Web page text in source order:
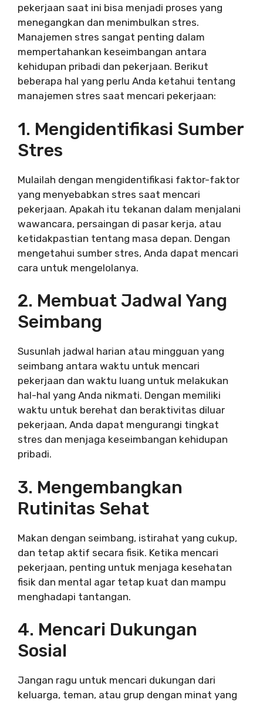
pekerjaan saat ini bisa menjadi proses yang
menegangkan dan menimbulkan stres.
Manajemen stres sangat penting dalam
mempertahankan keseimbangan antara
kehidupan pribadi dan pekerjaan. Berikut
beberapa hal yang perlu Anda ketahui tentang
manajemen stres saat mencari pekerjaan:
1. Mengidentifikasi Sumber
Stres
Mulailah dengan mengidentifikasi faktor-faktor
yang menyebabkan stres saat mencari
pekerjaan. Apakah itu tekanan dalam menjalani
wawancara, persaingan di pasar kerja, atau
ketidakpastian tentang masa depan. Dengan
mengetahui sumber stres, Anda dapat mencari
cara untuk mengelolanya.
2. Membuat Jadwal Yang
Seimbang
Susunlah jadwal harian atau mingguan yang
seimbang antara waktu untuk mencari
pekerjaan dan waktu luang untuk melakukan
hal-hal yang Anda nikmati. Dengan memiliki
waktu untuk berehat dan beraktivitas diluar
pekerjaan, Anda dapat mengurangi tingkat
stres dan menjaga keseimbangan kehidupan
pribadi.
3. Mengembangkan
Rutinitas Sehat
Makan dengan seimbang, istirahat yang cukup,
dan tetap aktif secara fisik. Ketika mencari
pekerjaan, penting untuk menjaga kesehatan
fisik dan mental agar tetap kuat dan mampu
menghadapi tantangan.
4. Mencari Dukungan
Sosial
Jangan ragu untuk mencari dukungan dari
keluarga, teman, atau grup dengan minat yang